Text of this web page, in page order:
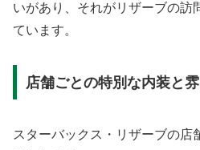
いがあり、それがリザーブの訪
ています。
店舗ごとの特別な内装と
スターバックス・リザーブの店